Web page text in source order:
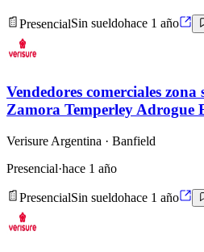
PresencialSin sueldohace 1 año
Vendedores comerciales
Zamora Temperley Adrogue
Verisure Argentina · Banfield
Presencial·hace 1 año
PresencialSin sueldohace 1 año